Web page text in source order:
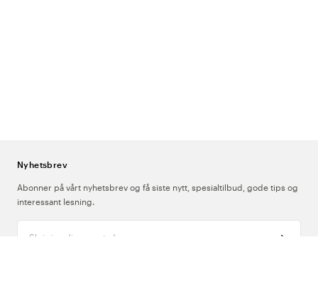
Nyhetsbrev
Abonner på vårt nyhetsbrev og få siste nytt, spesialtilbud, gode tips og
interessant lesning.